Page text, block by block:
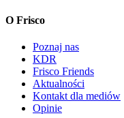
O Frisco
Poznaj nas
KDR
Frisco Friends
Aktualności
Kontakt dla mediów
Opinie